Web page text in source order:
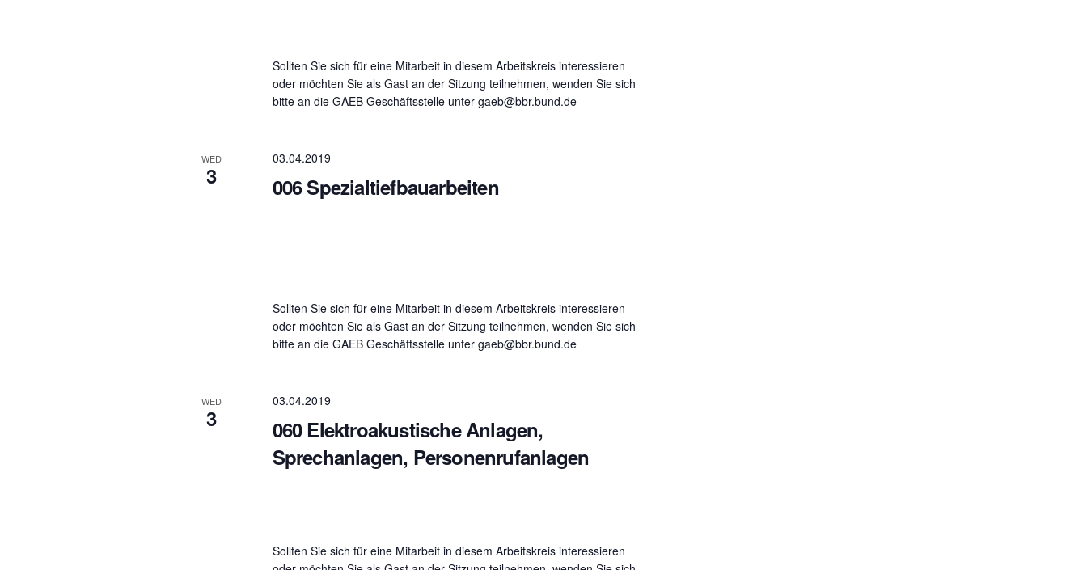
Sollten Sie sich für eine Mitarbeit in diesem Arbeitskreis interessieren
oder möchten Sie als Gast an der Sitzung teilnehmen, wenden Sie sich
bitte an die GAEB Geschäftsstelle unter gaeb@bbr.bund.de
WED
3 006 Spezialtiefbauarbeiten
03.04.2019
Sollten Sie sich für eine Mitarbeit in diesem Arbeitskreis interessieren
oder möchten Sie als Gast an der Sitzung teilnehmen, wenden Sie sich
bitte an die GAEB Geschäftsstelle unter gaeb@bbr.bund.de
WED
3
060 Elektroakustische Anlagen,
Sprechanlagen, Personenrufanlagen
03.04.2019
Sollten Sie sich für eine Mitarbeit in diesem Arbeitskreis interessieren